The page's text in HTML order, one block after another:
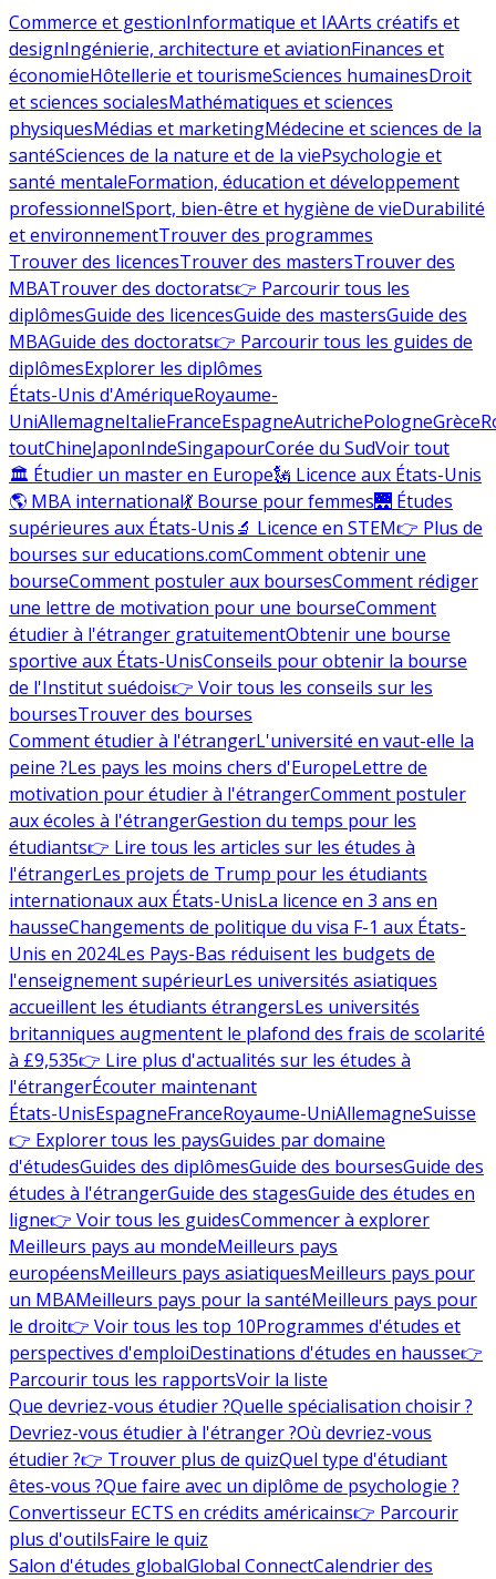
Commerce et gestionInformatique et IAArts créatifs et
designIngénierie, architecture et aviationFinances et
économieHôtellerie et tourismeSciences humainesDroit
et sciences socialesMathématiques et sciences
physiquesMédias et marketingMédecine et sciences de la
santéSciences de la nature et de la viePsychologie et
santé mentaleFormation, éducation et développement
professionnelSport, bien-être et hygiène de vieDurabilité
et environnementTrouver des programmes
Trouver des licencesTrouver des mastersTrouver des
MBATrouver des doctorats👉 Parcourir tous les
diplômesGuide des licencesGuide des mastersGuide des
MBAGuide des doctorats👉 Parcourir tous les guides de
diplômesExplorer les diplômes
États-Unis d'AmériqueRoyaume-
UniAllemagneItalieFranceEspagneAutrichePologneGrèce
toutChineJaponIndeSingapourCorée du SudVoir tout
🏛 Étudier un master en Europe🗽 Licence aux États-Unis
🌎 MBA international💃 Bourse pour femmes🌉 Études
supérieures aux États-Unis🔬 Licence en STEM👉 Plus de
bourses sur educations.comComment obtenir une
bourseComment postuler aux boursesComment rédiger
une lettre de motivation pour une bourseComment
étudier à l'étranger gratuitementObtenir une bourse
sportive aux États-UnisConseils pour obtenir la bourse
de l'Institut suédois👉 Voir tous les conseils sur les
boursesTrouver des bourses
Comment étudier à l'étrangerL'université en vaut-elle la
peine ?Les pays les moins chers d'EuropeLettre de
motivation pour étudier à l'étrangerComment postuler
aux écoles à l'étrangerGestion du temps pour les
étudiants👉 Lire tous les articles sur les études à
l'étrangerLes projets de Trump pour les étudiants
internationaux aux États-UnisLa licence en 3 ans en
hausseChangements de politique du visa F-1 aux États-
Unis en 2024Les Pays-Bas réduisent les budgets de
l'enseignement supérieurLes universités asiatiques
accueillent les étudiants étrangersLes universités
britanniques augmentent le plafond des frais de scolarité
à £9,535👉 Lire plus d'actualités sur les études à
l'étrangerÉcouter maintenant
États-UnisEspagneFranceRoyaume-UniAllemagneSuisse
👉 Explorer tous les paysGuides par domaine
d'étudesGuides des diplômesGuide des boursesGuide des
études à l'étrangerGuide des stagesGuide des études en
ligne👉 Voir tous les guidesCommencer à explorer
Meilleurs pays au mondeMeilleurs pays
européensMeilleurs pays asiatiquesMeilleurs pays pour
un MBAMeilleurs pays pour la santéMeilleurs pays pour
le droit👉 Voir tous les top 10Programmes d'études et
perspectives d'emploiDestinations d'études en hausse👉
Parcourir tous les rapportsVoir la liste
Que devriez-vous étudier ?Quelle spécialisation choisir ?
Devriez-vous étudier à l'étranger ?Où devriez-vous
étudier ?👉 Trouver plus de quizQuel type d'étudiant
êtes-vous ?Que faire avec un diplôme de psychologie ?
Convertisseur ECTS en crédits américains👉 Parcourir
plus d'outilsFaire le quiz
Salon d'études globalGlobal ConnectCalendrier des